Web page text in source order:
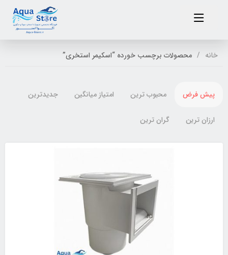
خانه محصولات برچسب خورده “اسکیمر استخری”
پیش فرض محبوب ترین امتیاز میانگین جدیدترین
ارزان ترین گران ترین